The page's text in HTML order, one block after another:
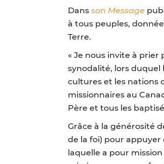
Dansson Message
à tous peuples,
Terre.
« Je nous invite à prier
synodalité, lors duquel
cultures et les nations
missionnaires au
Père et tous les
Grâce à la générosité
de la foi) pour
laquelle a pour